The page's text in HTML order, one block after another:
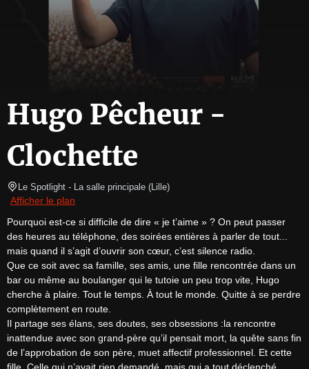
Hugo Pêcheur -
Clochette
Le Spotlight - La salle principale (Lille)
Afficher le plan
Pourquoi est-ce si difficile de dire « je t’aime » ? On peut passer
des heures au téléphone, des soirées entières à parler de tout...
mais quand il s’agit d’ouvrir son cœur, c’est silence radio.
Que ce soit avec sa famille, ses amis, une fille rencontrée dans un
bar ou même au boulanger qui le tutoie un peu trop vite, Hugo
cherche à plaire. Tout le temps. À tout le monde. Quitte à se perdre
complètement en route.
Il partage ses élans, ses doutes, ses obsessions :la rencontre
inattendue avec son grand-père qu’il pensait mort, la quête sans fin
de l’approbation de son père, muet affectif professionnel. Et cette